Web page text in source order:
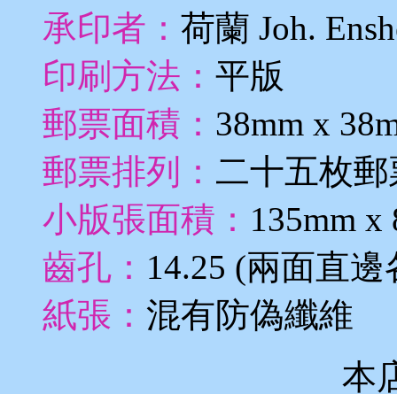
承印者： 荷蘭 Joh.
印刷方法： 平版
郵票面積： 38mm x
郵票排列： 二十五枚
小版張面積： 135mm x
齒孔： 14.25 (兩面直
紙張： 混有防偽纖維
本